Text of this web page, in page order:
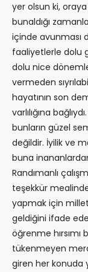
yer olsun ki, oraya
bunaldığı
içinde avunması
faaliyetlerle dolu
dolu nice
vermeden
hayatının son
varlılığına
bunların güzel
değildir. İyilik ve
buna
Randımanlı
teşekkür
yapmak için
geldiğini ifade
öğrenme
tükenmeyen
giren her konuda